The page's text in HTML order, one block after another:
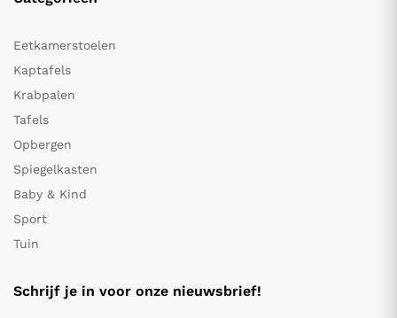
Eetkamerstoelen
Kaptafels
Krabpalen
Tafels
Opbergen
Spiegelkasten
Baby & Kind
Sport
Tuin
Schrijf je in voor onze nieuwsbrief!